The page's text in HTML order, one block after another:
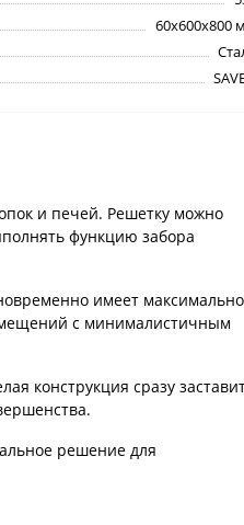
60х600х800
и печей. Решетку можно
функцию забора
имеет максимально
с минималистичным
конструкция сразу
решение для